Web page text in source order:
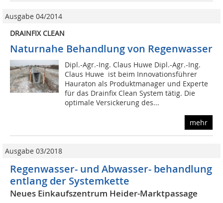
Ausgabe 04/2014
DRAINFIX CLEAN
Naturnahe Behandlung von Regenwasser
Dipl.-Agr.-Ing. Claus Huwe Dipl.-Agr.-Ing.
Claus Huwe ist beim Innovationsführer
Hauraton als Produktmanager und Experte
für das Drainfix Clean System tätig. Die
optimale Versickerung des...
mehr
Ausgabe 03/2018
Regenwasser- und Abwasser- behandlung
entlang der Systemkette
Neues Einkaufszentrum Heider-Marktpassage